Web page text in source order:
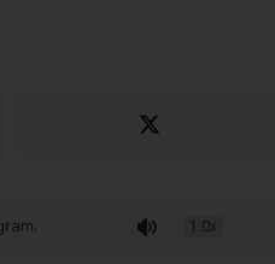
para a Primeira Infância em Sabará
1.0x